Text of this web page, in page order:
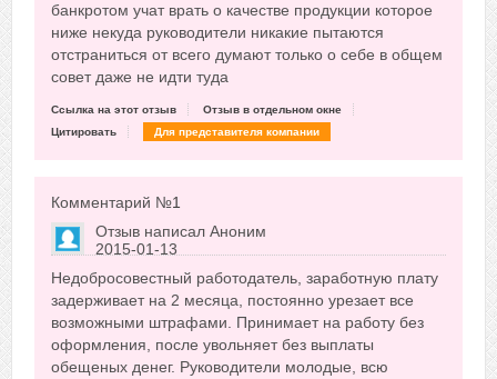
банкротом учат врать о качестве продукции которое
ниже некуда руководители никакие пытаются
отстраниться от всего думают только о себе в общем
совет даже не идти туда
Ссылка на этот отзыв
Отзыв в отдельном окне
Цитировать
Для представителя компании
Комментарий №1
Отзыв написал Аноним
2015-01-13
-4
Сказать друзьям об отзыве
Недобросовестный работодатель, заработную плату
задерживает на 2 месяца, постоянно урезает все
возможными штрафами. Принимает на работу без
оформления, после увольняет без выплаты
обещеных денег. Руководители молодые, всю